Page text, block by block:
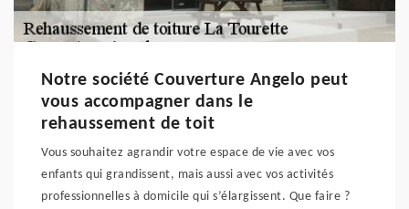
Notre société Couverture Angelo peut
vous accompagner dans le
rehaussement de toit
Vous souhaitez agrandir votre espace de vie avec vos
enfants qui grandissent, mais aussi avec vos activités
professionnelles à domicile qui s’élargissent. Que faire ?